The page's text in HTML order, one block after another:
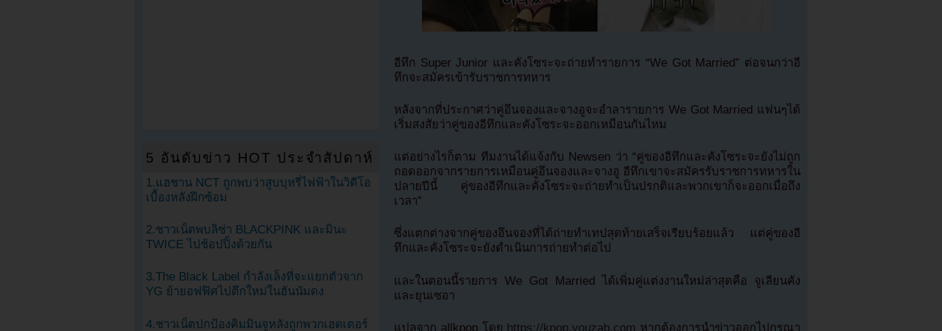
อีทึก Super Junior และคังโซระจะถ่ายทำรายการ “We Got Married” ต่อจนกว่าอี
ทึกจะสมัครเข้ารับราชการทหาร
หลังจากที่ประกาศว่าคู่อึนจองและจางอูจะอำลารายการ We Got Married แฟนๆได้
เริ่มสงสัยว่าคู่ของอีทึกและคังโซระจะออกเหมือนกันไหม
แต่อย่างไรก็ตาม ทีมงานได้แจ้งกับ Newsen ว่า “คู่ของอีทึกและคังโซระจะยังไม่ถูก
ถอดออกจากรายการเหมือนคู่อึนจองและจางอู อีทึกเขาจะสมัครรับราชการทหารใน
ปลายปีนี้ คู่ของอีทึกและคังโซระจะถ่ายทำเป็นปรกติและพวกเขาก็จะออกเมื่อถึง
เวลา”
ซึ่งแตกต่างจากคู่ของอึนจองที่ได้ถ่ายทำเทปสุดท้ายเสร็จเรียบร้อยแล้ว แต่คู่ของอี
ทึกและคังโซระจะยังดำเนินการถ่ายทำต่อไป
และในตอนนี้รายการ We Got Married ได้เพิ่มคู่แต่งงานใหม่ล่าสุดคือ จูเลียนคัง
และยุนเซอา
แปลจาก allkpop โดย https://kpop.youzab.com หากต้องการนำข่าวออกไปกรุณา
5 อันดับข่าว HOT ประจำสัปดาห์
1.แฮชาน NCT ถูกพบว่าสูบบุหรี่ไฟฟ้าในวิดีโอ
เบื้องหลังฝึกซ้อม
2.ชาวเน็ตพบลิซ่า BLACKPINK และมินะ
TWICE ไปช้อปปิ้งด้วยกัน
3.The Black Label กำลังเล็งที่จะแยกตัวจาก
YG ย้ายอฟฟิศไปตึกใหม่ในฮันนัมดง
4.ชาวเน็ตปกป้องคิมมินจูหลังถูกพวกเฮดเตอร์